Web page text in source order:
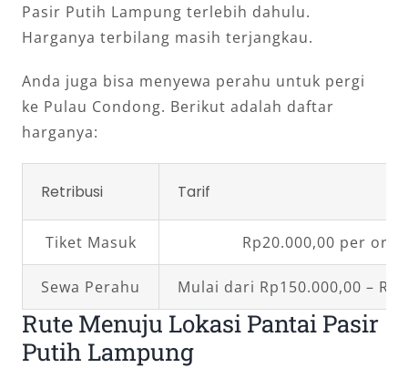
Pasir Putih Lampung terlebih dahulu.
Harganya terbilang masih terjangkau.
Anda juga bisa menyewa perahu untuk pergi
ke Pulau Condong. Berikut adalah daftar
harganya:
Retribusi Tarif
Tiket Masuk Rp20.000,00 per
Sewa Perahu Mulai dari Rp150.000,00 –
Rute Menuju Lokasi Pantai Pasir
Putih Lampung